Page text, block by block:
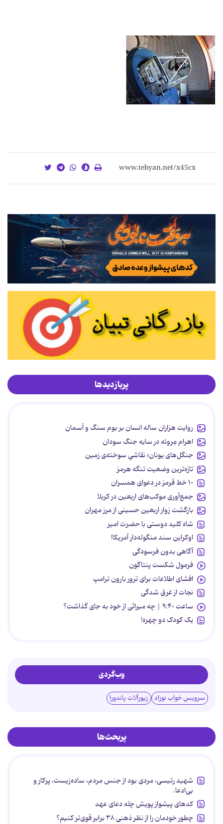
پربازدیدها
روایت هزاران ساله انسان بر بوم سنگ و آسمان
اهرام مِروئه در سایه جنگ سودان
جنگل‌های یونان؛ نقاشیِ سوخته‌ی زمین
تازه‌ترین وضعیت تنگه هرمز
۱۰ خط قرمز در دعوای همسران
جمع‌آوری موکب‌های اربعین در کربلا
بازگشت زوار اربعین حسینی از مرز مهران
شاه کلید دوستی با حضرت امیر
اوکراین سند منگوله‌دار آمریکا!
آگاهی بدون فرسودگی
فرمول شکست پنتاگون
افشای اطلاعات برای ترور بارون ترامپ
نجات از غرق شدگی
ساعت ۹:۴۰ | چه میراثی از خود به جای گذاشت؟
یک کودک دو چهره!
وب‌گردی
سرویس خواب نوزاد زیورآلات پاندورا
پربحث‌ها
شهید رئیسی، مردی بود از جنس مردم، ساده‌زیست، پرکار و
بی‌ادعا.
کدهای پیشواز پویش چله دعای عهد
چطور خودمان را از نظر ذهنی ۳۸ برابر قوی‌تر کنیم؟